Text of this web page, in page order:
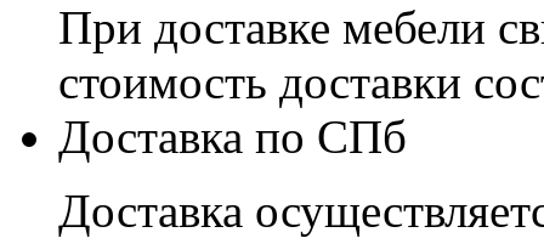
При доставке мебели
стоимость доставки
Доставка по СПб
Доставка